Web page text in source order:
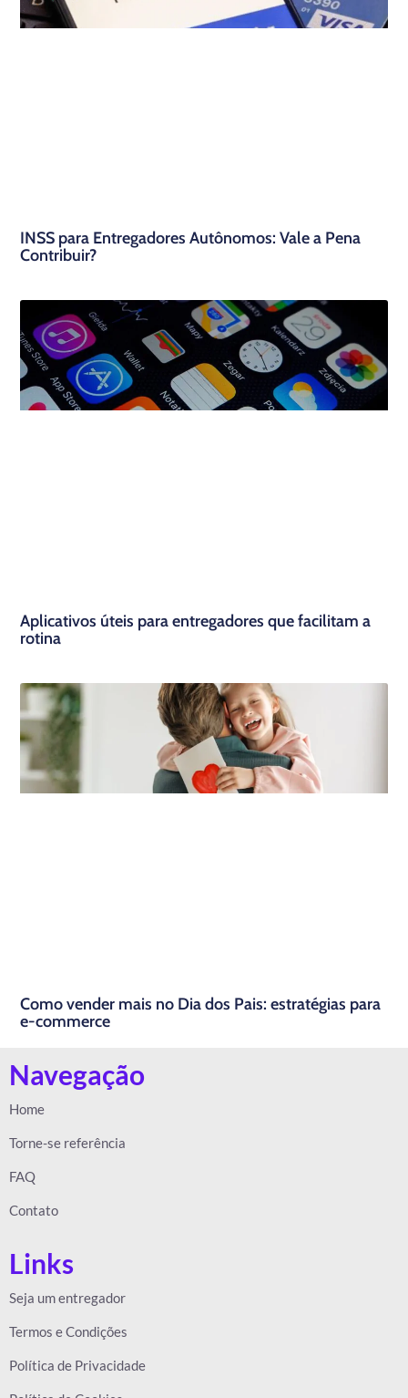
INSS para Entregadores Autônomos: Vale a Pena
Contribuir?
Aplicativos úteis para entregadores que facilitam a
rotina
Como vender mais no Dia dos Pais: estratégias para
e-commerce
Navegação
Home
Torne-se referência
FAQ
Contato
Links
Seja um entregador
Termos e Condições
Política de Privacidade